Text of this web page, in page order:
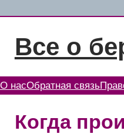
содержимому
Все о
О насОбратная связь
Когда